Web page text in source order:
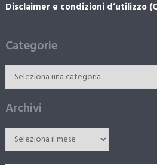
Disclaimer e condizioni d’utilizzo
Categorie
Archivi